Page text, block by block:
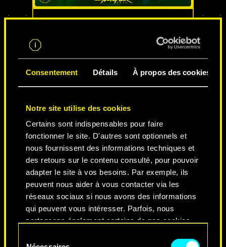
Consentement Détails À propos des cookies
Notre site utilise des cookies
Certains sont indispensables pour faire
fonctionner le site. D'autres sont optionnels et
nous fournissent des informations techniques et
des retours sur le contenu consulté, pour pouvoir
adapter le site à vos besoins. Par exemple, ils
peuvent nous aider à vous contacter via les
réseaux sociaux si nous avons des informations
qui peuvent vous intéresser. Parfois, nous
partageons également certains de nos cookies
optionnels ne seront appliqués qu'avec votre
LA VILLE DES LÉGENDES
NEVER FADE AWAY